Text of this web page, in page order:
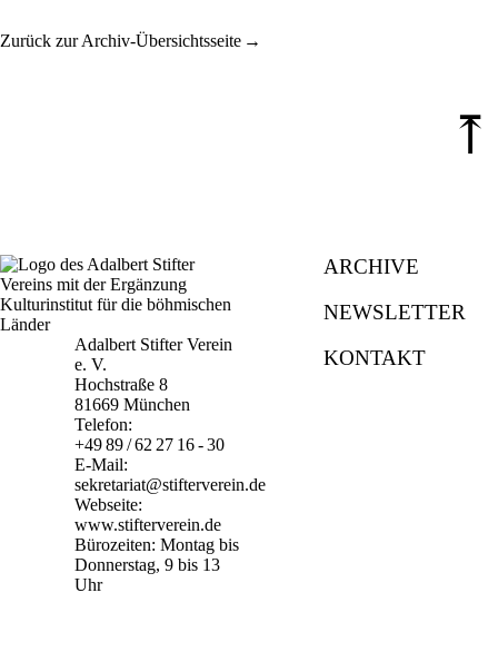
Zurück zur Archiv-Übersichtsseite
⤒
Adalbert Stifter Verein
e. V.
Hochstraße 8
81669 München
Telefon:
+49 89 / 62 27 16 - 30
E-Mail:
sekretariat@stifterverein.de
Webseite:
www.stifterverein.de
Bürozeiten: Montag bis
Donnerstag, 9 bis 13
Uhr
ARCHIVE
NEWSLETTER
KONTAKT